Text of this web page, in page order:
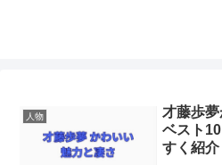
人物
才藤歩
ベスト
すく紹介